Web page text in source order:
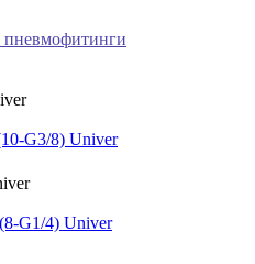
пневмофитинги
G3/8) Univer
G1/4) Univer